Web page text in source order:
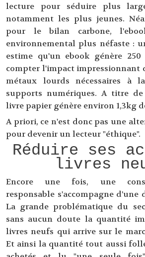
lecture pour séduire plus
notamment les plus jeunes.
pour le bilan carbone,
environnemental plus néfaste :
estime qu'un ebook génère 250
compter l'impact impressionnant
métaux lourds nécessaires à
supports numériques. A titre
livre papier génère environ 1,3kg
A priori, ce n'est donc pas une
pour devenir un lecteur "éthique".
Réduire ses
livres
Encore une fois, une
responsable s'accompagne d'une
La grande problématique du
sans aucun doute la quantité
livres neufs qui arrive sur le
Et ainsi la quantité tout aussi